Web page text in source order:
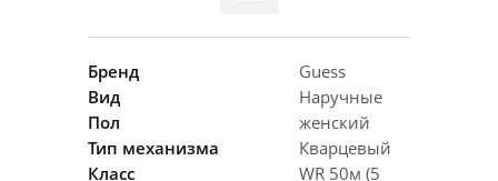
Бренд
Guess
Вид
Наручные
Пол
женский
Тип механизма
Кварцевый
Класс
WR 50м (5